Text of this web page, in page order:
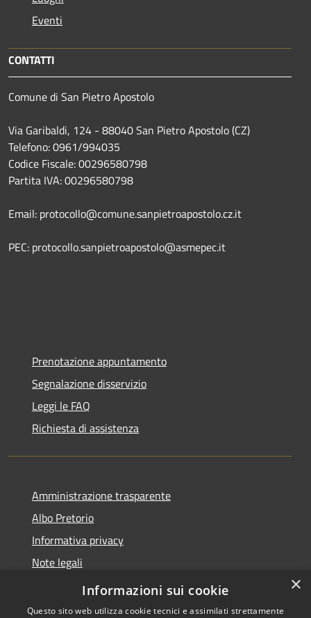
Eventi
CONTATTI
Comune di San Pietro Apostolo
Via Garibaldi, 124 - 88040 San Pietro Apostolo (CZ)
Telefono: 0961/994035
Codice Fiscale: 00296580798
Partita IVA: 00296580798
Email: protocollo@comune.sanpietroapostolo.cz.it
PEC: protocollo.sanpietroapostolo@asmepec.it
Prenotazione appuntamento
Segnalazione disservizio
Leggi le FAQ
Richiesta di assistenza
Amministrazione trasparente
Albo Pretorio
Informativa privacy
Note legali
Dichiarazione di accessibilità
×
Informazioni sui cookie
Questo sito web utilizza cookie tecnici e assimilati strettamente